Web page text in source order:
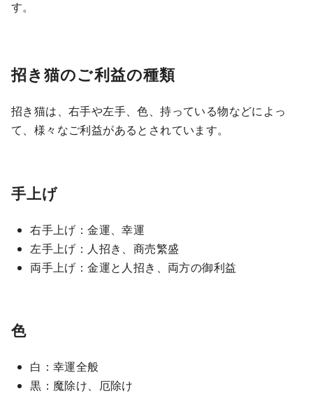
す。
招き猫のご利益の種類
招き猫は、右手や左手、色、持っている物などによっ
て、様々なご利益があるとされています。
手上げ
右手上げ：金運、幸運
左手上げ：人招き、商売繁盛
両手上げ：金運と人招き、両方の御利益
色
白：幸運全般
黒：魔除け、厄除け